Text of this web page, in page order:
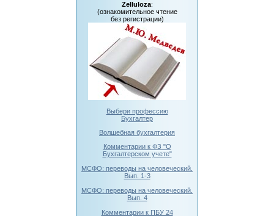
Zelluloza:
(ознакомительное чтение
без регистрации)
Выбери профессию
Бухгалтер
Волшебная бухгалтерия
Комментарии к ФЗ "О
Бухгалтерском учете"
МСФО: переводы на человеческий.
Вып. 1-3
МСФО: переводы на человеческий.
Вып. 4
Комментарии к ПБУ 24